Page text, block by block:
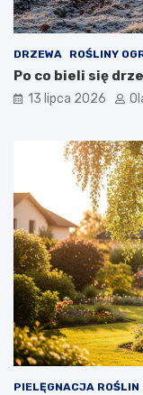
DRZEWA ROŚLINY
Po co bieli się
13 lipca 2026
PIELĘGNACJA ROŚLIN